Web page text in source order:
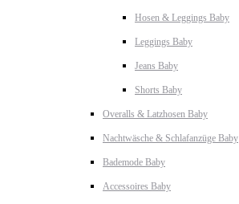
Hosen & Leggings Baby
Leggings Baby
Jeans Baby
Shorts Baby
Overalls & Latzhosen Baby
Nachtwäsche & Schlafanzüge Baby
Bademode Baby
Accessoires Baby